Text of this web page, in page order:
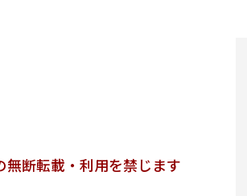
断転載・利用を禁じます